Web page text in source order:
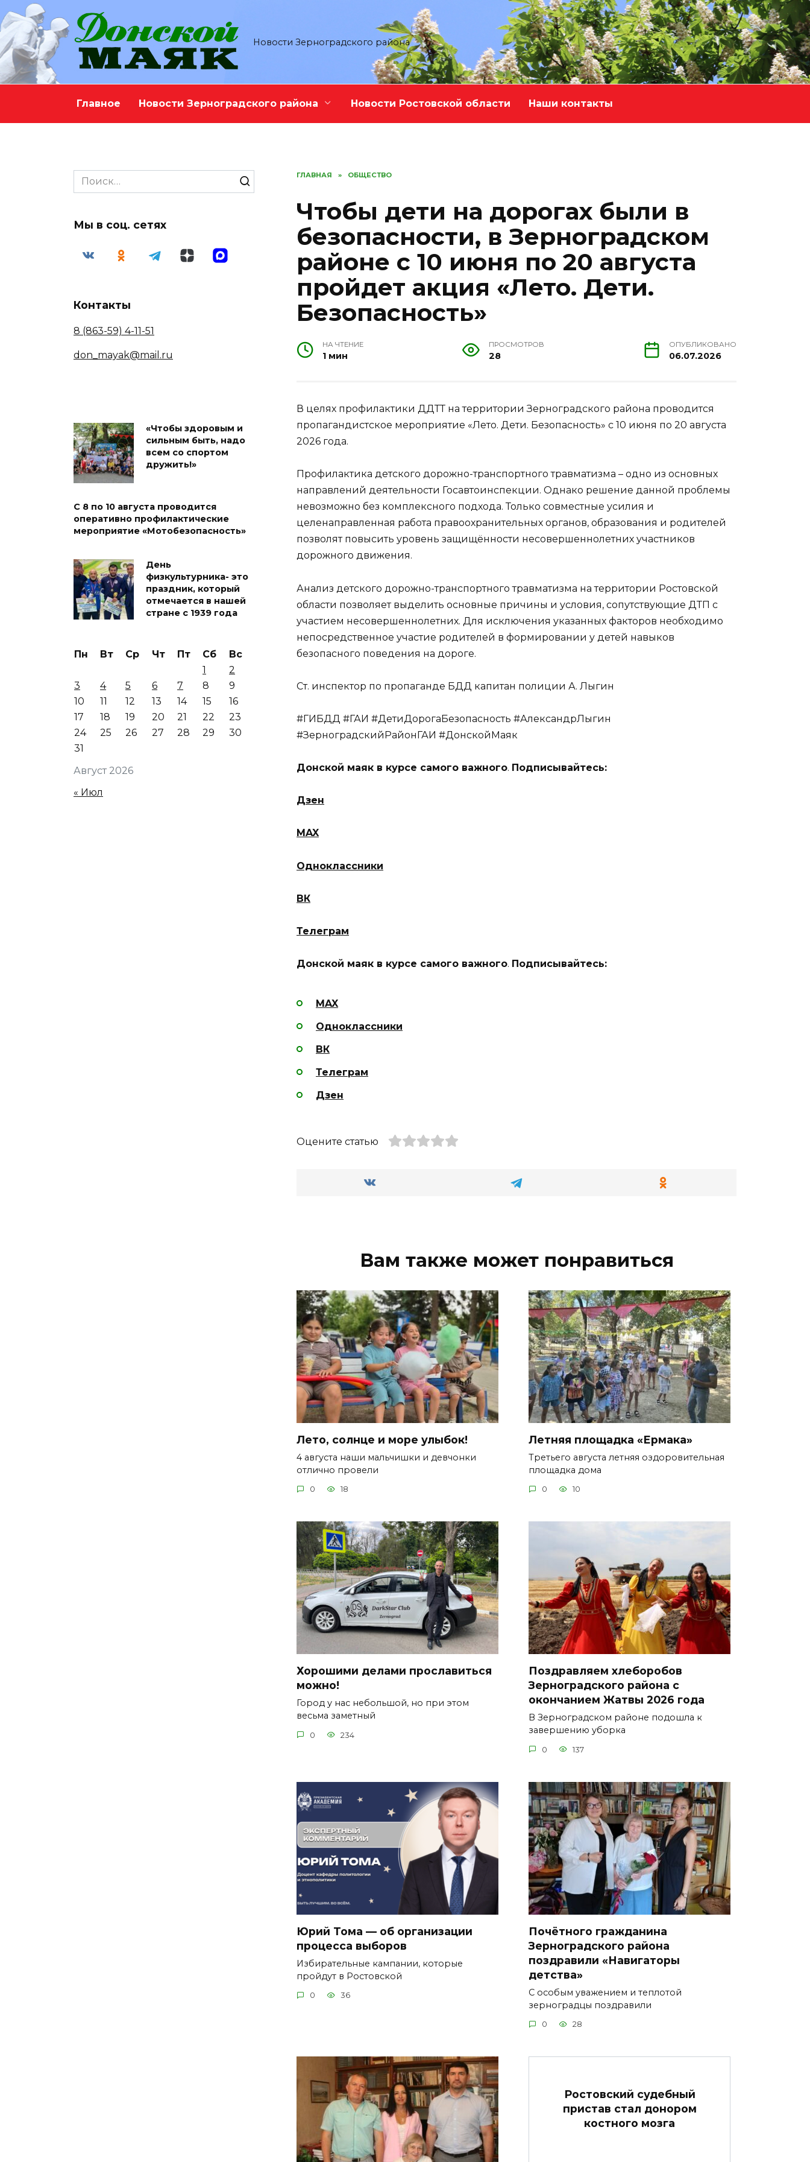
Перейти
к
содержанию
Новости Зерноградского района
Главное Новости Зерноградского района Новости Ростовской области Наши контакты
ГЛАВНАЯ » ОБЩЕСТВО
Чтобы дети на дорогах были в
безопасности, в Зерноградском
районе с 10 июня по 20 августа
пройдет акция «Лето. Дети.
Безопасность»
НА ЧТЕНИЕ
1 мин
ПРОСМОТРОВ
28
ОПУБЛИКОВАНО
06.07.2026
В целях профилактики ДДТТ на территории Зерноградского района проводится
пропагандистское мероприятие «Лето. Дети. Безопасность» с 10 июня по 20 августа
2026 года.
Профилактика детского дорожно-транспортного травматизма – одно из основных
направлений деятельности Госавтоинспекции. Однако решение данной проблемы
невозможно без комплексного подхода. Только совместные усилия и
целенаправленная работа правоохранительных органов, образования и родителей
позволят повысить уровень защищённости несовершеннолетних участников
дорожного движения.
Анализ детского дорожно-транспортного травматизма на территории Ростовской
области позволяет выделить основные причины и условия, сопутствующие ДТП с
участием несовершеннолетних. Для исключения указанных факторов необходимо
непосредственное участие родителей в формировании у детей навыков
безопасного поведения на дороге.
Ст. инспектор по пропаганде БДД капитан полиции А. Лыгин
#ГИБДД #ГАИ #ДетиДорогаБезопасность #АлександрЛыгин
#ЗерноградскийРайонГАИ #ДонскойМаяк
Донской маяк в курсе самого важного. Подписывайтесь:
Дзен
MAX
Одноклассники
ВК
Телеграм
Донской маяк в курсе самого важного. Подписывайтесь:
MAX
Одноклассники
ВК
Телеграм
Дзен
Оцените статью
Вам также может понравиться
Лето, солнце и море улыбок!
4 августа наши мальчишки и девчонки
отлично провели
0 18
Летняя площадка «Ермака»
Третьего августа летняя оздоровительная
площадка дома
0 10
Хорошими делами прославиться
можно!
Город у нас небольшой, но при этом
весьма заметный
0 234
Поздравляем хлеборобов
Зерноградского района с
окончанием Жатвы 2026 года
В Зерноградском районе подошла к
завершению уборка
0 137
Юрий Тома — об организации
процесса выборов
Избирательные кампании, которые
пройдут в Ростовской
0 36
Почётного гражданина
Зерноградского района
поздравили «Навигаторы
детства»
С особым уважением и теплотой
зерноградцы поздравили
0 28
Ростовский судебный
пристав стал донором
костного мозга
Search
for:
Мы в соц. сетях
Контакты
8 (863-59) 4-11-51
don_mayak@mail.ru
«Чтобы здоровым и
сильным быть, надо
всем со спортом
дружить!»
С 8 по 10 августа проводится
оперативно профилактические
мероприятие «Мотобезопасность»
День
физкультурника- это
праздник, который
отмечается в нашей
стране с 1939 года
Август 2026
Пн Вт Ср Чт Пт Сб
Вс
1
2
3
4 5 6 7 8
9
10
11 12 13 14 15
16
17
18 19 20 21 22
23
24
25 26 27 28 29
30
31
« Июл